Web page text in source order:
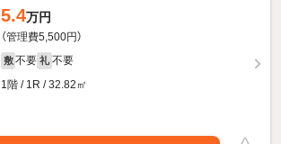
5.4万円
（管理費5,500円）
敷 不要 礼 不要
1階 / 1R / 32.82㎡